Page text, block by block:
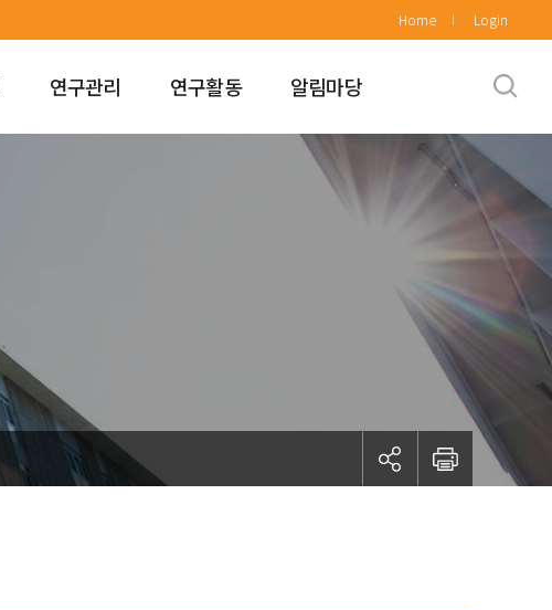
Home Login
연구관리 연구활동 알림마당